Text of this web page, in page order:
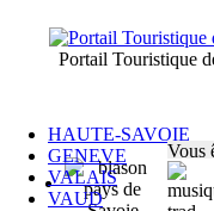
HAUTE-SAVOIE
GENEVE
VALAIS
VAUD
Portail Touristique
Vous